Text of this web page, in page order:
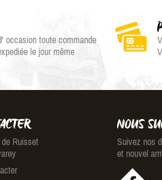
occasion toute commande
le jour même
Ruisset
NOUS
Suivez nos
et nouvel